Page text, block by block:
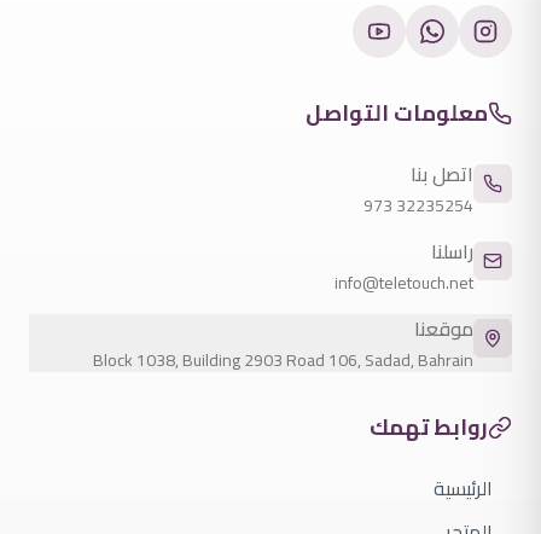
معلومات التواصل
اتصل بنا
97332235254
راسلنا
info@teletouch.net
موقعنا
Block 1038, Building 2903 Road 106, Sadad, Bahrain
روابط تهمك
الرئيسية